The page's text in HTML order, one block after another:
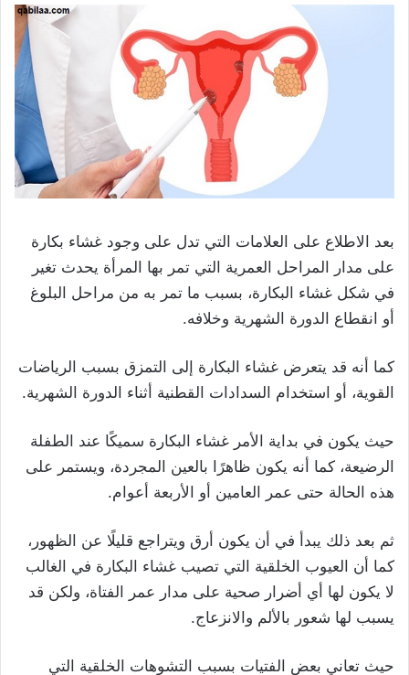
بعد الاطلاع على العلامات التي تدل على وجود غشاء بكارة
على مدار المراحل العمرية التي تمر بها المرأة يحدث تغير
في شكل غشاء البكارة، بسبب ما تمر به من مراحل البلوغ
أو انقطاع الدورة الشهرية وخلافه.
كما أنه قد يتعرض غشاء البكارة إلى التمزق بسبب الرياضات
القوية، أو استخدام السدادات القطنية أثناء الدورة الشهرية.
حيث يكون في بداية الأمر غشاء البكارة سميكًا عند الطفلة
الرضيعة، كما أنه يكون ظاهرًا بالعين المجردة، ويستمر على
هذه الحالة حتى عمر العامين أو الأربعة أعوام.
ثم بعد ذلك يبدأ في أن يكون أرق ويتراجع قليلًا عن الظهور،
كما أن العيوب الخلقية التي تصيب غشاء البكارة في الغالب
لا يكون لها أي أضرار صحية على مدار عمر الفتاة، ولكن قد
يسبب لها شعور بالألم والانزعاج.
حيث تعاني بعض الفتيات بسبب التشوهات الخلقية التي